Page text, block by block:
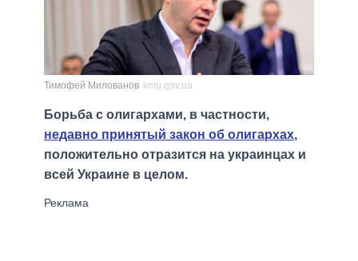
Тимофей Милованов kmu.gov.ua
Борьба с олигархами, в частности,
недавно принятый закон об олигархах,
положительно отразится на украинцах и
всей Украине в целом.